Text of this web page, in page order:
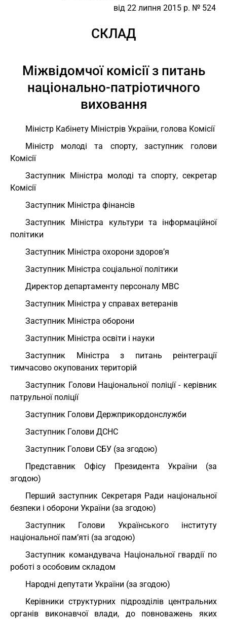
від 22 липня 2015 р. № 524
СКЛАД
Міжвідомчої комісії з питань
національно-патріотичного
виховання
Міністр Кабінету Міністрів України, голова Комісії
Міністр молоді та спорту, заступник голови
Комісії
Заступник Міністра молоді та спорту, секретар
Комісії
Заступник Міністра фінансів
Заступник Міністра культури та інформаційної
політики
Заступник Міністра охорони здоров’я
Заступник Міністра соціальної політики
Директор департаменту персоналу МВС
Заступник Міністра у справах ветеранів
Заступник Міністра оборони
Заступник Міністра освіти і науки
Заступник Міністра з питань реінтеграції
тимчасово окупованих територій
Заступник Голови Національної поліції - керівник
патрульної поліції
Заступник Голови Держприкордонслужби
Заступник Голови ДСНС
Заступник Голови СБУ (за згодою)
Представник Офісу Президента України (за
згодою)
Перший заступник Секретаря Ради національної
безпеки і оборони України (за згодою)
Заступник Голови Українського інституту
національної пам’яті (за згодою)
Заступник командувача Національної гвардії по
роботі з особовим складом
Народні депутати України (за згодою)
Керівники структурних підрозділів центральних
органів виконавчої влади, до повноважень яких